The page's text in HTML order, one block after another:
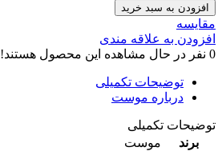
افزودن به سبد خرید
مقایسه
افزودن به علاقه مندی
0 نفر در حال مشاهده این محصول هستند!
توضیحات تکمیلی
درباره موست
توضیحات تکمیلی
برند
موست